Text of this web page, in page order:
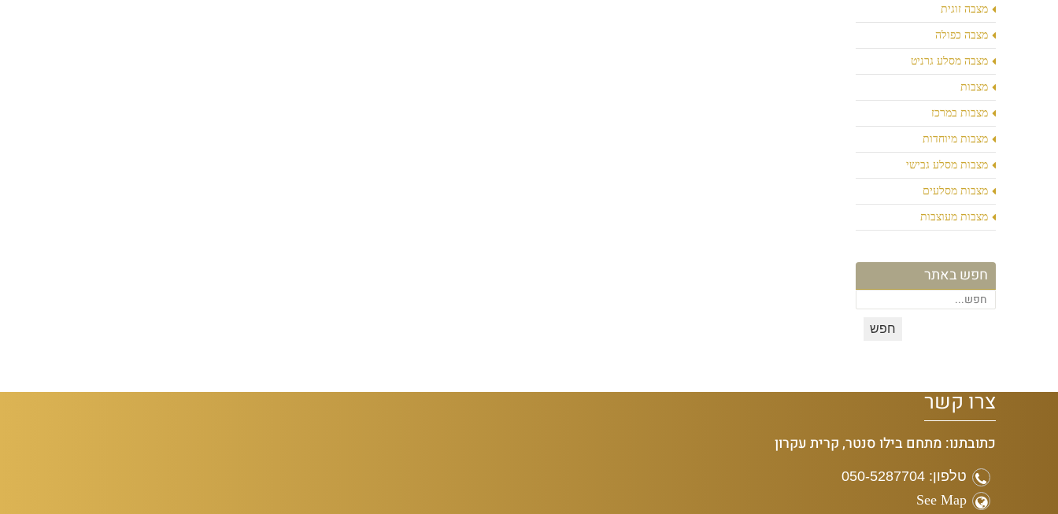
מצבה זוגית
מצבה כפולה
מצבה מסלע גרניט
מצבות
מצבות במרכז
מצבות מיוחדות
מצבות מסלע גבישי
מצבות מסלעים
מצבות מעוצבות
חפש באתר
צרו קשר
כתובתנו: מתחם בילו סנטר, קרית עקרון
טלפון: 050-5287704
See Map